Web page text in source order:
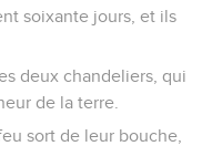
soixante jours, et ils
deux chandeliers, qui
de la terre.
sort de leur bouche,